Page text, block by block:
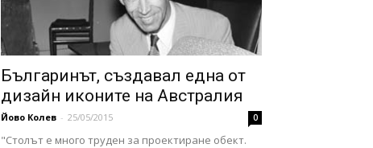
Българинът, създавал една от
дизайн иконите на Австралия
Йово Колев - 25/05/2015 0
"Столът е много труден за проектиране обект.